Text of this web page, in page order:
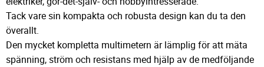
Tack vare sin kompakta och robusta design kan du ta den
överallt.
Den mycket kompletta multimetern är lämplig för att mäta
spänning, ström och resistans med hjälp av de medföljande